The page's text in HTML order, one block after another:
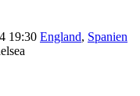
19:30 England, Spanien